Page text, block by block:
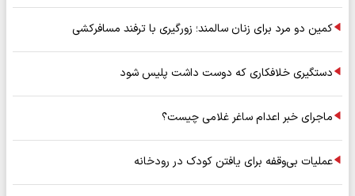
کمین دو مرد برای زنان سالمند؛ زورگیری با ترفند مسافرکشی
دستگیری خلافکاری که دوست داشت پلیس شود
ماجرای خبر اعدام ساغر غلامی چیست؟
عملیات بی‌وقفه برای یافتن کودک در رودخانه